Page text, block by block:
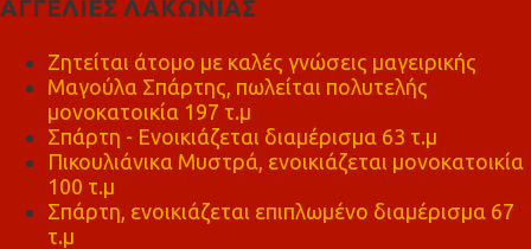
ΑΓΓΕΛΙΕΣ ΛΑΚΩΝΙΑΣ
Ζητείται άτομο με καλές γνώσεις μαγειρικής
Μαγούλα Σπάρτης, πωλείται πολυτελής
μονοκατοικία 197 τ.μ
Σπάρτη - Ενοικιάζεται διαμέρισμα 63 τ.μ
Πικουλιάνικα Μυστρά, ενοικιάζεται μονοκατοικία
100 τ.μ
Σπάρτη, ενοικιάζεται επιπλωμένο διαμέρισμα 67
τ.μ